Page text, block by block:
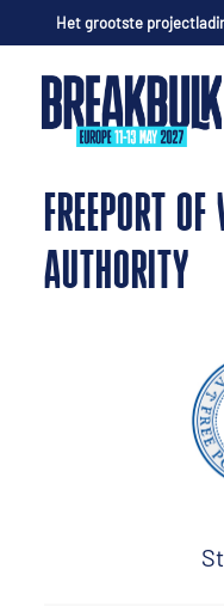
Het grootste
FREEPORT
AUTHORITY